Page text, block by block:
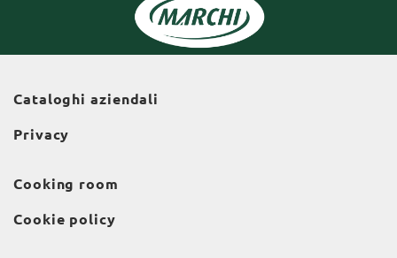
Cataloghi aziendali
Privacy
Cooking room
Cookie policy